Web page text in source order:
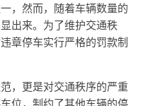
，然而，随着车辆数量的
出来。为了维护交通秩
章停车实行严格的罚款制
，更是对交通秩序的严重
位，制约了其他车辆的停